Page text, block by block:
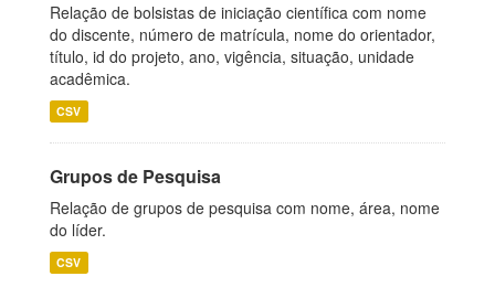
Relação de bolsistas de iniciação científica com nome
do discente, número de matrícula, nome do orientador,
título, id do projeto, ano, vigência, situação, unidade
acadêmica.
CSV
Grupos de Pesquisa
Relação de grupos de pesquisa com nome, área, nome
do líder.
CSV